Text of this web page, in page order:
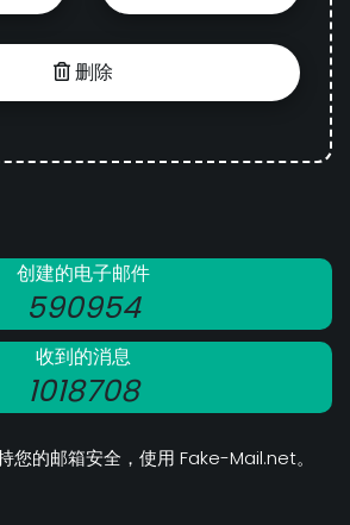
删除
创建的电子邮件
590954
收到的消息
1018708
您的邮箱安全，使用 Fake-Mail.net。